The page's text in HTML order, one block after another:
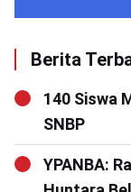
Berita
140 Siswa
SNBP
YPANBA: